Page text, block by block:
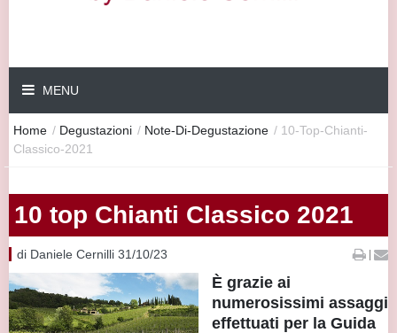
MENU
Home / Degustazioni / Note-Di-Degustazione / 10-Top-Chianti-
Classico-2021
10 top Chianti Classico 2021
di Daniele Cernilli 31/10/23 |
È grazie ai
numerosissimi assaggi
effettuati per la Guida